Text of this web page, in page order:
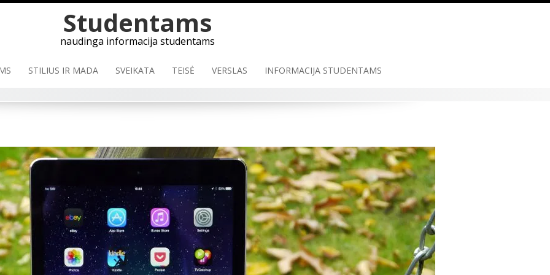
to
content
Studentams
naudinga informacija studentams
STILIUS IR MADA SVEIKATA TEISĖ VERSLAS INFORMACIJA STUDENTAMS